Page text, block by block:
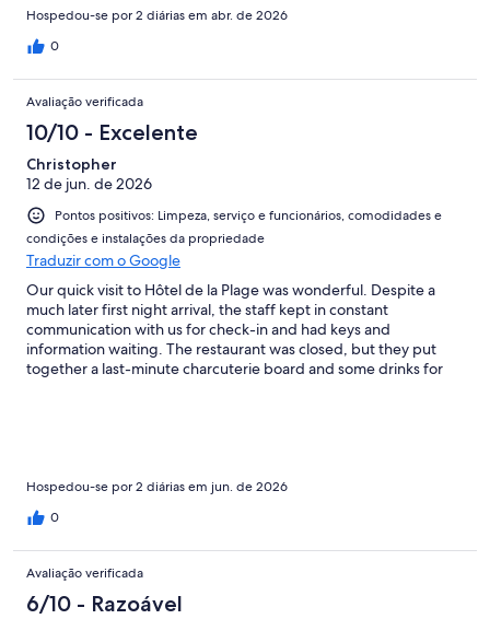
Hospedou-se por 2 diárias em abr. de 2026
0
Avaliação verificada
10/10 - Excelente
Christopher
12 de jun. de 2026
Pontos positivos: Limpeza, serviço e funcionários, comodidades e
condições e instalações da propriedade
Traduzir com o Google
Our quick visit to Hôtel de la Plage was wonderful. Despite a
much later first night arrival, the staff kept in constant
communication with us for check-in and had keys and
information waiting. The restaurant was closed, but they put
together a last-minute charcuterie board and some drinks for
Hospedou-se por 2 diárias em jun. de 2026
0
Avaliação verificada
6/10 - Razoável